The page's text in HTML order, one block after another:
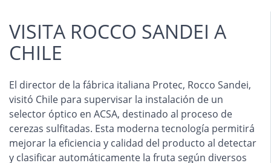
VISITA ROCCO SANDEI A
CHILE
El director de la fábrica italiana Protec, Rocco Sandei,
visitó Chile para supervisar la instalación de un
selector óptico en ACSA, destinado al proceso de
cerezas sulfitadas. Esta moderna tecnología permitirá
mejorar la eficiencia y calidad del producto al detectar
y clasificar automáticamente la fruta según diversos